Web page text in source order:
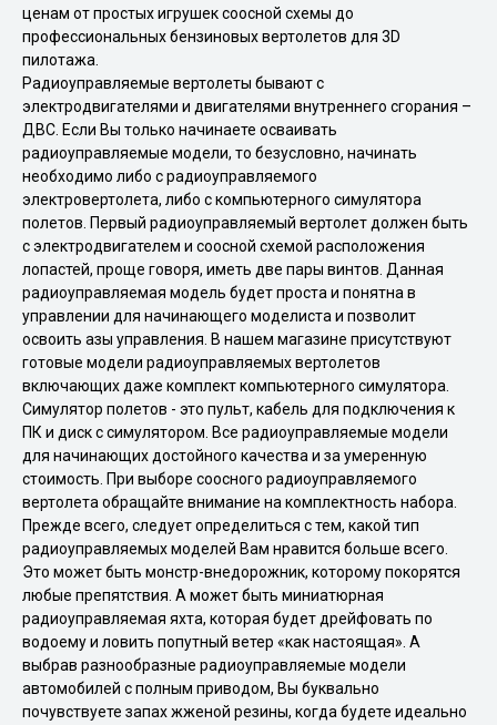
ценам от простых игрушек соосной схемы до
профессиональных бензиновых вертолетов для 3D
пилотажа.
Радиоуправляемые вертолеты бывают с
электродвигателями и двигателями внутреннего сгорания –
ДВС. Если Вы только начинаете осваивать
радиоуправляемые модели, то безусловно, начинать
необходимо либо с радиоуправляемого
электровертолета, либо с компьютерного симулятора
полетов. Первый радиоуправляемый вертолет должен быть
с электродвигателем и соосной схемой расположения
лопастей, проще говоря, иметь две пары винтов. Данная
радиоуправляемая модель будет проста и понятна в
управлении для начинающего моделиста и позволит
освоить азы управления. В нашем магазине присутствуют
готовые модели радиоуправляемых вертолетов
включающих даже комплект компьютерного симулятора.
Симулятор полетов - это пульт, кабель для подключения к
ПК и диск с симулятором. Все радиоуправляемые модели
для начинающих достойного качества и за умеренную
стоимость. При выборе соосного радиоуправляемого
вертолета обращайте внимание на комплектность набора.
Прежде всего, следует определиться с тем, какой тип
радиоуправляемых моделей Вам нравится больше всего.
Это может быть монстр-внедорожник, которому покорятся
любые препятствия. А может быть миниатюрная
радиоуправляемая яхта, которая будет дрейфовать по
водоему и ловить попутный ветер «как настоящая». А
выбрав разнообразные радиоуправляемые модели
автомобилей с полным приводом, Вы буквально
почувствуете запах жженой резины, когда будете идеально